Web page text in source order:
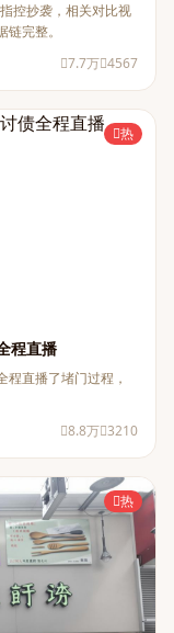
控抄袭，相关对比视
完整。
7.7万 4567
热
程直播
直播了堵门过程，
8.8万 3210
热